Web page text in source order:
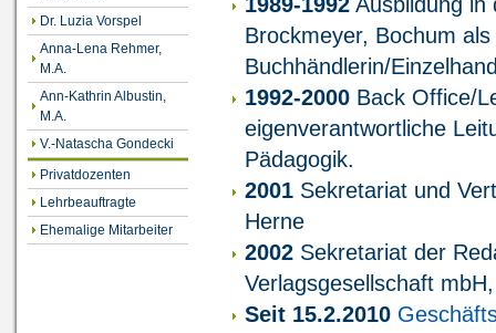
Dr. Luzia Vorspel
Anna-Lena Rehmer,
M.A.
Ann-Kathrin Albustin,
M.A.
V.-Natascha Gondecki
Privatdozenten
Lehrbeauftragte
Ehemalige Mitarbeiter
Brockmeyer, Bochum als
Buchhändlerin/
1992-2000 Back Office/
eigenverantwortliche
Pädagogik.
2001 Sekretariat und
Herne
2002 Sekretariat der
Verlagsgesellschaft
Seit 15.2.2010